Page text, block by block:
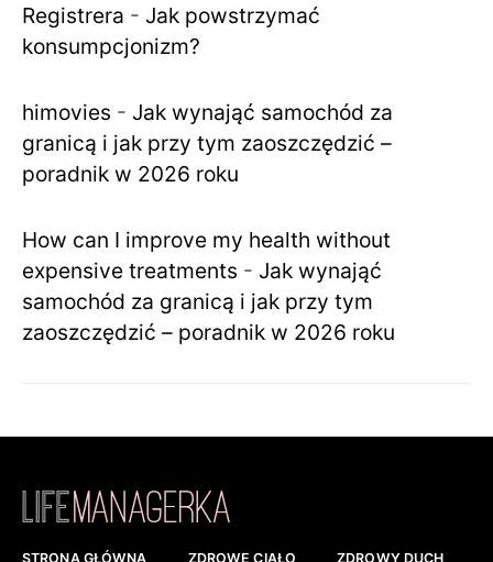
Registrera - Jak powstrzymać
konsumpcjonizm?
himovies - Jak wynająć samochód za
granicą i jak przy tym zaoszczędzić –
poradnik w 2026 roku
How can I improve my health without
expensive treatments - Jak wynająć
samochód za granicą i jak przy tym
zaoszczędzić – poradnik w 2026 roku
STRONA GŁÓWNA ZDROWE CIAŁO ZDROWY DUCH